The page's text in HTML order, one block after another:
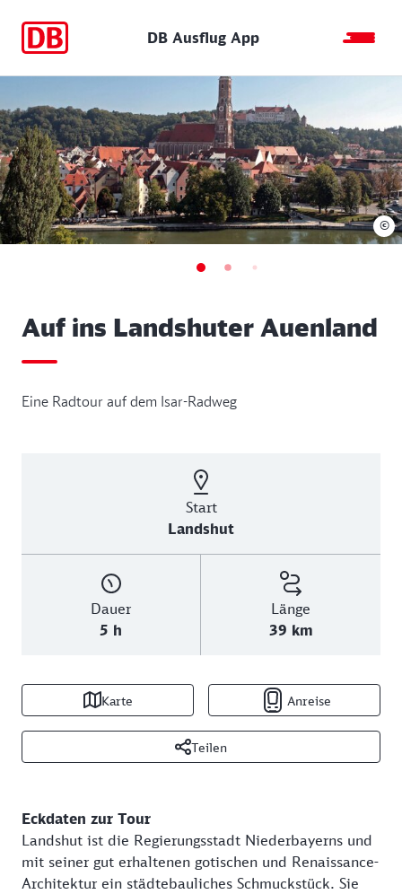
DB Ausflug App
Auf ins Landshuter Auenland
Eine Radtour auf dem Isar-Radweg
Start
Landshut
Dauer
5 h
Länge
39 km
Karte Anreise
Teilen
©
Eckdaten zur Tour
Landshut ist die Regierungsstadt Niederbayerns und
mit seiner gut erhaltenen gotischen und Renaissance-
Architektur ein städtebauliches Schmuckstück. Sie